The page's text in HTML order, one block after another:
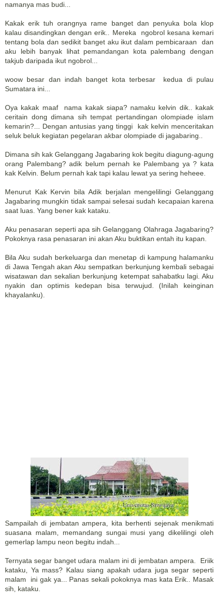
namanya mas budi...
Kakak erik tuh orangnya rame banget dan penyuka bola klop
kalau disandingkan dengan erik.. Mereka ngobrol kesana kemari
tentang bola dan sedikit banget aku ikut dalam pembicaraan dan
aku lebih banyak lihat pemandangan kota palembang dengan
takjub daripada ikut ngobrol...
woow besar dan indah banget kota terbesar kedua di pulau
Sumatara ini...
Oya kakak maaf nama kakak siapa? namaku kelvin dik.. kakak
ceritain dong dimana sih tempat pertandingan olompiade islam
kemarin?... Dengan antusias yang tinggi kak kelvin menceritakan
seluk beluk kegiatan pegelaran akbar olompiade di jagabaring..
Dimana sih kak Gelanggang Jagabaring kok begitu diagung-agung
orang Palembang? adik belum pernah ke Palembang ya ? kata
kak Kelvin. Belum pernah kak tapi kalau lewat ya sering heheee.
Menurut Kak Kervin bila Adik berjalan mengelilingi Gelanggang
Jagabaring mungkin tidak sampai selesai sudah kecapaian karena
saat luas. Yang bener kak kataku.
Aku penasaran seperti apa sih Gelanggang Olahraga Jagabaring?
Pokoknya rasa penasaran ini akan Aku buktikan entah itu kapan.
Bila Aku sudah berkeluarga dan menetap di kampung halamanku
di Jawa Tengah akan Aku sempatkan berkunjung kembali sebagai
wisatawan dan sekalian berkunjung ketempat sahabatku lagi. Aku
nyakin dan optimis kedepan bisa terwujud. (Inilah keinginan
khayalanku).
Sampailah di jembatan ampera, kita berhenti sejenak menikmati
suasana malam, memandang sungai musi yang dikelilingi oleh
gemerlap lampu neon begitu indah...
Ternyata segar banget udara malam ini di jembatan ampera. Eriik
kataku, Ya mass? Kalau siang apakah udara juga segar seperti
malam ini gak ya... Panas sekali pokoknya mas kata Erik.. Masak
sih, kataku.